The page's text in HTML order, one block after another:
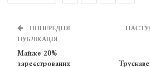
ПОПЕРЕДНЯ
ПУБЛІКАЦІЯ
Майже 20%
зареєстрованих